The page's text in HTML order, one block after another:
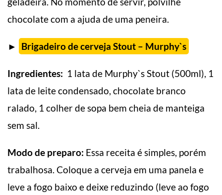
chocolate com a ajuda de uma peneira.
► Brigadeiro de cerveja Stout – Murphy`s
Ingredientes: 1 lata de Murphy`s Stout (500ml), 1
lata de leite condensado, chocolate branco
ralado, 1 colher de sopa bem cheia de manteiga
sem sal.
Modo de preparo: Essa receita é simples, porém
trabalhosa. Coloque a cerveja em uma panela e
leve a fogo baixo e deixe reduzindo (leve ao fogo